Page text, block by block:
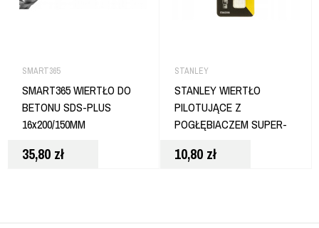
SMART365
SMART365 WIERTŁO DO
BETONU SDS-PLUS
16x200/150MM
35,80 zł
STANLEY
STANLEY WIERTŁO
PILOTUJĄCE Z
POGŁĘBIACZEM SUPER-
10,80 zł